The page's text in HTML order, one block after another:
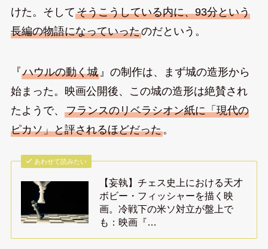
けた。そしてそうこうしている内に、93分という
長編の物語になっていったのだという。
『ハウルの動く城』の制作は、まず城の造形から
始まった。映画公開後、この城の造形は絶賛され
たようで、 フランスのリベラシオン紙に「現代の
ピカソ」と評されるほどだった。
あわせて読みたい
【妄執】チェス史上における天才
ボビー・フィッシャーを描く映
画。冷戦下の米ソ対立が盤上で
も：映画『…